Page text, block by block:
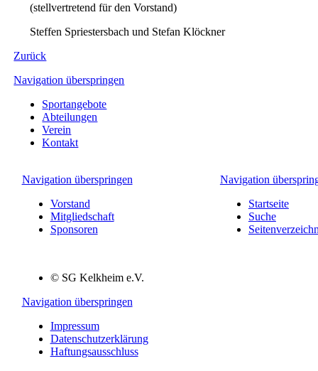
(stellvertretend für den Vorstand)
Steffen Spriestersbach und Stefan Klöckner
Zurück
Navigation überspringen
Sportangebote
Abteilungen
Verein
Kontakt
Navigation überspringen
Vorstand
Mitgliedschaft
Sponsoren
Navigation
Startseite
Suche
© SG Kelkheim e.V.
Navigation überspringen
Impressum
Datenschutzerklärung
Haftungsausschluss